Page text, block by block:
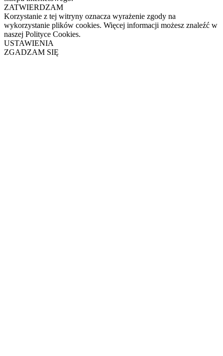
ZATWIERDZAM
Korzystanie z tej witryny oznacza wyrażenie zgody na
wykorzystanie plików cookies. Więcej informacji możesz znaleźć w
naszej Polityce Cookies.
USTAWIENIA
ZGADZAM SIĘ